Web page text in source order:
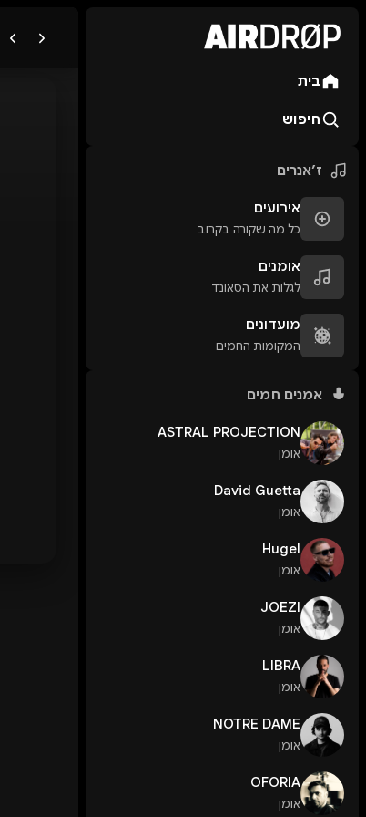
בית
חיפוש
ז׳אנרים
אירועים
כל מה שקורה בקרוב
אומנים
לגלות את הסאונד
מועדונים
המקומות החמים
אמנים חמים
ASTRAL PROJECTION
אומן
David Guetta
אומן
Hugel
אומן
JOEZI
אומן
LIBRA
אומן
NOTRE DAME
אומן
OFORIA
אומן